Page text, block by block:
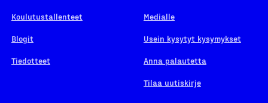
Koulutustallenteet
Blogit
Tiedotteet
Medialle
Usein kysytyt kysymykset
Anna palautetta
Tilaa uutiskirje